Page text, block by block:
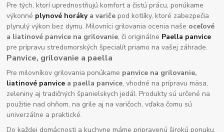
Pre tých, ktorí uprednostňujú komfort a čistú prácu, ponúkame
výkonné plynové horákya variče pod kotlíky, ktoré zabezpečia
plynulý výkon bez dymu. Milovníci grilovania ocenia naše oceľové
a liatinové panvice na grilovanie, či originálne Paella panvice
pre prípravu stredomorských špecialít priamo na vašej záhrade.
Panvice, grilovanie a paella
Pre milovníkov grilovania ponúkame panvice na grilovanie,
liatinové panvice a paella panvice, vhodné na prípravu mäsa,
zeleniny aj tradičných španielskych jedál. Produkty sú určené na
použitie nad ohňom, na grile aj na varičoch, vďaka čomu sú
univerzálne a praktické.
Do každej domácnosti a kuchyne máme pripravenú širokú ponuku